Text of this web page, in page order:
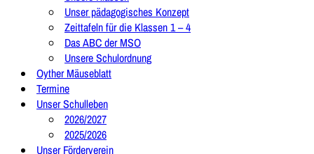
Unser pädagogisches Konzept
Zeittafeln für die Klassen 1 – 4
Das ABC der MSO
Unsere Schulordnung
Oyther Mäuseblatt
Termine
Unser Schulleben
2026/2027
2025/2026
Unser Förderverein